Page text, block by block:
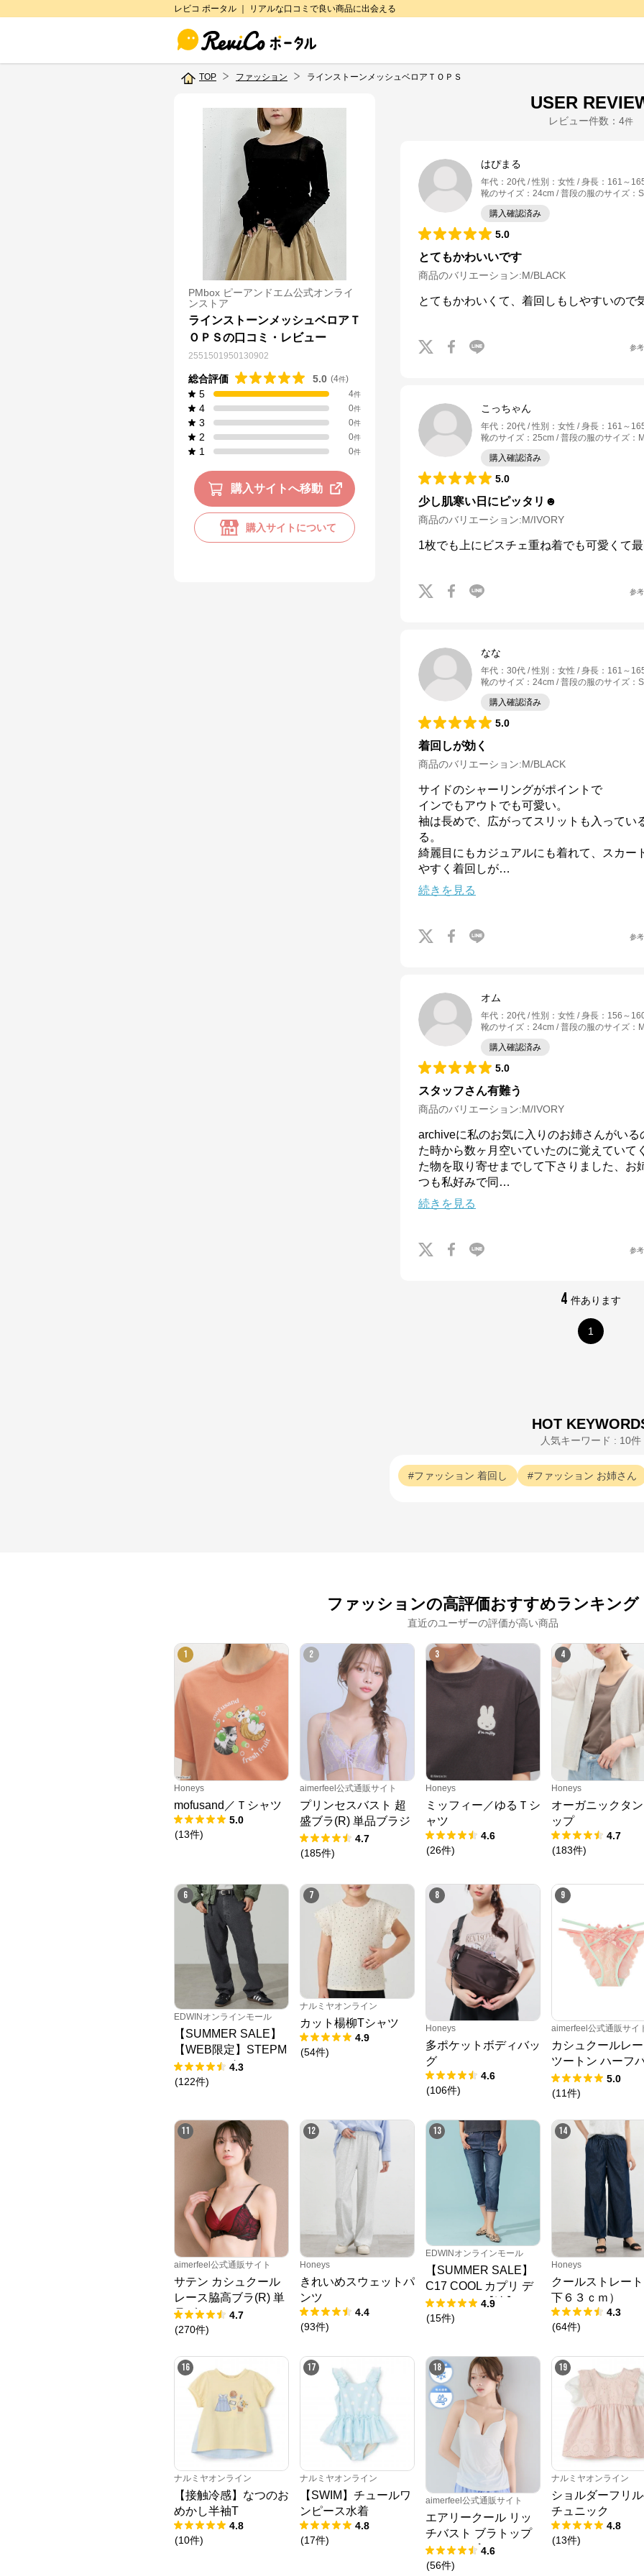
レビコ ポータル ｜ リアルな口コミで良い商品に出会える
TOP ファッション ラインストーンメッシュベロアＴＯＰＳ
PMbox ピーアンドエム公式オンライ
ンストア
ラインストーンメッシュベロアＴ
ＯＰＳの口コミ・レビュー
2551501950130902
総合評価 5.0 (4件)
5 4件
4 0件
3 0件
2 0件
1 0件
購入サイトへ移動
購入サイトについて
USER
レビュー件数： 4件
はぴまる
年代 ： 20代 性別 ： 女性 身長 ： 161～
靴のサイズ ： 24cm 普段の服のサイズ ： S
購入確認済み
5.0
とてもかわいいです
商品のバリエーション:M/BLACK
とてもかわいくて、着回しもしやすいので
参
こっちゃん
年代 ： 20代 性別 ： 女性 身長 ： 161～
靴のサイズ ： 25cm 普段の服のサイズ ： M
購入確認済み
5.0
少し肌寒い日にピッタリ☻
商品のバリエーション:M/IVORY
1枚でも上にビスチェ重ね着でも可愛くて最
参
なな
年代 ： 30代 性別 ： 女性 身長 ： 161～
靴のサイズ ： 24cm 普段の服のサイズ ： S
購入確認済み
5.0
着回しが効く
商品のバリエーション:M/BLACK
サイドのシャーリングがポイントで
インでもアウトでも可愛い。
袖は長めで、広がってスリットも入ってい
る。
綺麗目にもカジュアルにも着れて、スカー
やすく着回しが…
続きを見る
参
オム
年代 ： 20代 性別 ： 女性 身長 ： 156～
靴のサイズ ： 24cm 普段の服のサイズ ： M
購入確認済み
5.0
スタッフさん有難う
商品のバリエーション:M/IVORY
archiveに私のお気に入りのお姉さんがいる
た時から数ヶ月空いていたのに覚えていて
た物を取り寄せまでして下さりました、お
つも私好みで同 …
続きを見る
参
4 件あります
1
HOT
人気キーワード : 10件
ファッション 着回し ファッション お姉さん
ファッションの高評価おすすめランキング
直近のユーザーの評価が高い商品
1
Honeys
mofusand／Ｔシャツ
5.0
(13件)
2
aimerfeel公式通販サイト
プリンセスバスト 超
盛ブラ(R) 単品ブラジ
ャー
4.7
(185件)
3
Honeys
ミッフィー／ゆるＴシ
ャツ
4.6
(26件)
4
Honeys
オーガニックタン
ップ
4.7
(183件)
6
EDWINオンラインモール
【SUMMER SALE】
【WEB限定】STEPM
ARK ルーズペインタ
ーパンツ
4.3
(122件)
7
ナルミヤオンライン
カット楊柳Tシャツ
4.9
(54件)
8
Honeys
多ポケットボディバッ
グ
4.6
(106件)
9
aimerfeel公式通販サイ
カシュクールレ
ツートン ハーフ
クショーツ5.0
(11件)
11
aimerfeel公式通販サイト
サテン カシュクール
レース脇高ブラ(R) 単
品ブラジャー
4.7
(270件)
12
Honeys
きれいめスウェットパ
ンツ
4.4
(93件)
13
EDWINオンラインモール
【SUMMER SALE】
C17 COOL カプリ デ
ニムパンツ【涼】
4.9
(15件)
14
Honeys
クールストレー
下６３ｃｍ）
4.3
(64件)
16
ナルミヤオンライン
【接触冷感】なつのお
めかし半袖T
4.8
(10件)
17
ナルミヤオンライン
【SWIM】チュールワ
ンピース水着
4.8
(17件)
18
aimerfeel公式通販サイト
エアリークール リッ
チバスト ブラトップ
(ワイヤー入り)
4.6
(56件)
19
ナルミヤオンライン
ショルダーフリ
チュニック
4.8
(13件)
公式ECサイト
※外部サイトが開きます
PMbox ピーアンドエム公式オンラインストア からのコメント
https://onlinestore.pandm.co.jp/shop/